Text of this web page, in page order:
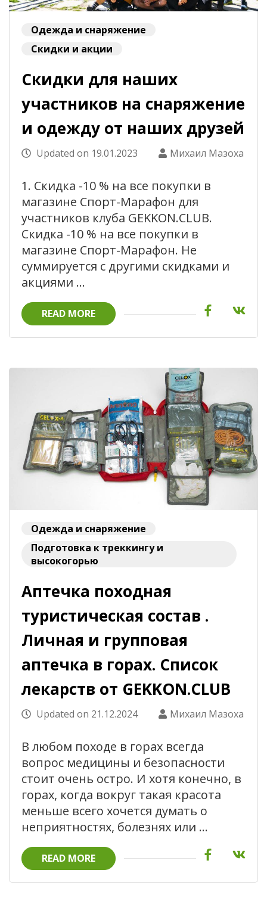
Одежда и снаряжение
Скидки и акции
Скидки для наших
участников на снаряжение
и одежду от наших друзей
Updated on 19.01.2023 Михаил Мазоха
1. Скидка -10 % на все покупки в
магазине Спорт-Марафон для
участников клуба GEKKON.CLUB.
Скидка -10 % на все покупки в
магазине Спорт-Марафон. Не
суммируется с другими скидками и
акциями …
READ MORE
Одежда и снаряжение
Подготовка к треккингу и
высокогорью
Аптечка походная
туристическая состав .
Личная и групповая
аптечка в горах. Список
лекарств от GEKKON.CLUB
Updated on 21.12.2024 Михаил Мазоха
В любом походе в горах всегда
вопрос медицины и безопасности
стоит очень остро. И хотя конечно, в
горах, когда вокруг такая красота
меньше всего хочется думать о
неприятностях, болезнях или …
READ MORE